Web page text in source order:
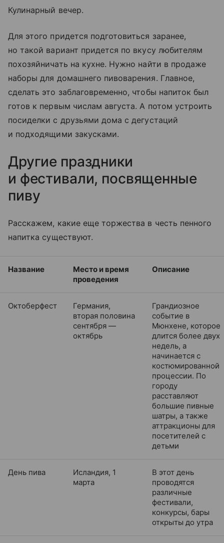
Кулинарный вечер.
Для этого придется подготовиться заранее,
но такой вариант придется по вкусу любителям
похозяйничать на кухне. Нужно найти в продаже
наборы для домашнего пивоварения. Главное,
сделать это заблаговременно, чтобы напиток был
готов к первым числам августа. А потом устроить
посиделки с друзьями дома с дегустаций
и подходящими закусками.
Другие праздники
и фестивали, посвященные
пиву
Расскажем, какие еще торжества в честь пенного
напитка существуют.
Название
Место и время
проведения
Описание
Октоберфест
Германия,
вторая половина
сентября —
октябрь
Грандиозное
событие в
Мюнхене, которое
длится более двух
недель, а
начинается с
костюмированной
процессии. По
городу
расставляют
большие пивные
шатры, а также
аттракционы для
посетителей с
детьми
День пива
Исландия, 1
марта
В этот день
проводятся
различные
фестивали,
конкурсы, бары
открыты до утра